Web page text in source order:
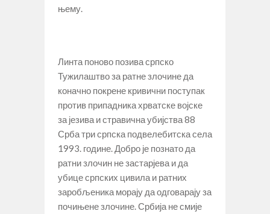
њему.
Линта поново позива српско
Тужилаштво за ратне злочине да
коначно покрене кривични поступак
против припадника хрватске војске
за језива и стравична убијства 88
Срба три српска подвелебитска села
1993. године. Добро је познато да
ратни злочин не застарјева и да
убице српских цивила и ратних
заробљеника морају да одговарају за
почињене злочине. Србија не смије